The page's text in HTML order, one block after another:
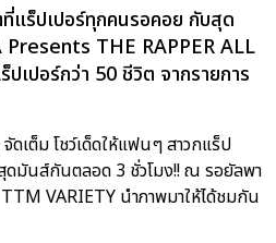
แร็ปเปอร์ทุกคนรอคอย กับสุด
Presents THE RAPPER ALL
เปอร์กว่า 50 ชีวิต จากรายการ
ดเต็ม โชว์เด็ดให้แฟนๆ สาวกแร็ป
ดมันส์กันตลอด 3 ชั่วโมง!! ณ รอยัลพา
VARIETY นำภาพมาให้ได้ชมกัน